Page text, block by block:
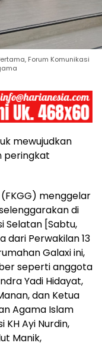
Forum Komunikasi
mewujudkan
peringkat
menggelar
di
Selatan [Sabtu,
dari Perwakilan 13
Galaxi ini,
seperti anggota
Yadi Hidayat,
dan Ketua
Agama Islam
KH Ayi Nurdin,
Manik,